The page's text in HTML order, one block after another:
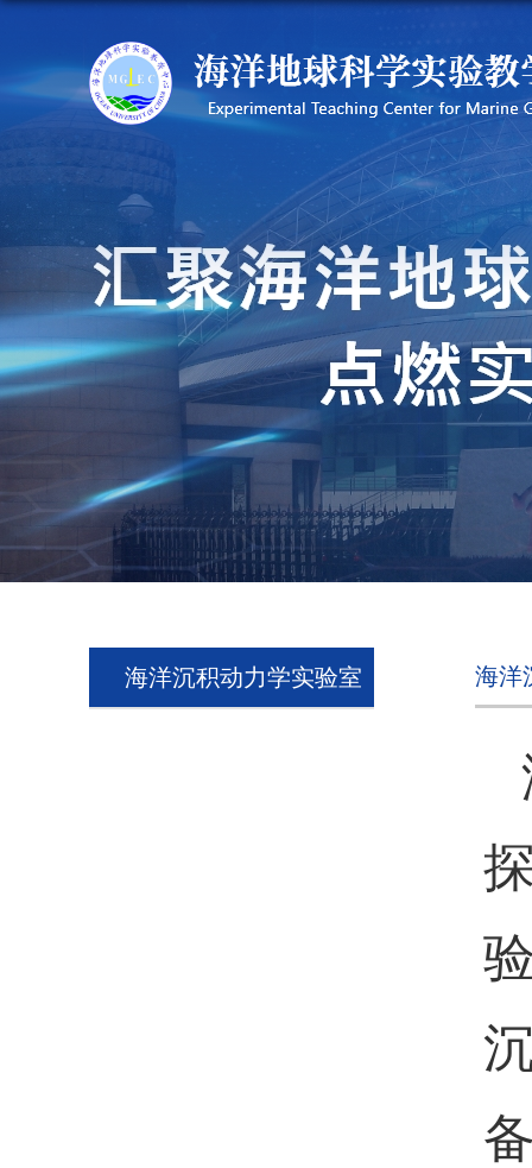
海洋沉积动力学实验室 海洋